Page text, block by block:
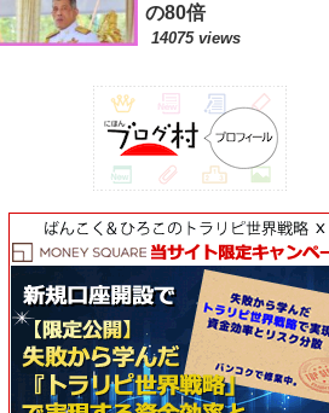
の80倍
14075 views